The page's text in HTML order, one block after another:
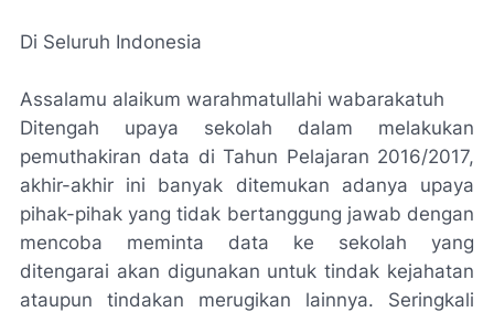
Di Seluruh Indonesia
Assalamu alaikum warahmatullahi wabarakatuh
Ditengah upaya sekolah dalam melakukan
pemuthakiran data di Tahun Pelajaran 2016/2017,
akhir-akhir ini banyak ditemukan adanya upaya
pihak-pihak yang tidak bertanggung jawab dengan
mencoba meminta data ke sekolah yang
ditengarai akan digunakan untuk tindak kejahatan
ataupun tindakan merugikan lainnya. Seringkali